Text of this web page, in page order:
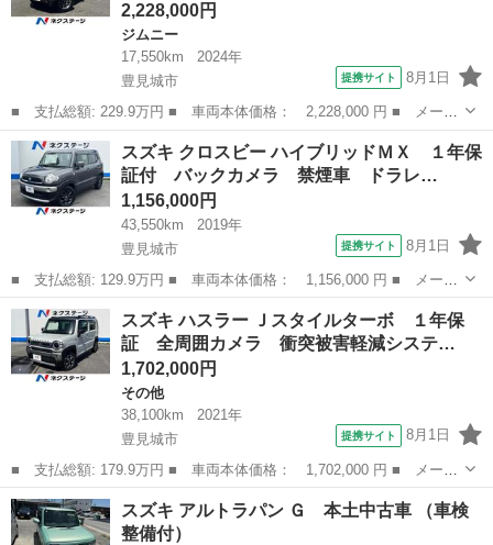
2,228,000円
ジムニー
17,550km
2024年
豊見城市
提携サイト 8月1日
■ 支払総額: 229.9万円 ■ 車両本体価格： 2,228,000 円 ■ メーカ
ー名： スズキ ■ 車種名： ジムニー ■ グレード名： ＸＣ １
年保証付 ４ＷＤ バックカメラ 衝突被害軽減システム 禁煙車
スマート...
沖縄 豊見城市 ジムニー
スズキ クロスビー ハイブリッドＭＸ １年保
証付 バックカメラ 禁煙車 ドラレ…
1,156,000円
43,550km
2019年
豊見城市
提携サイト 8月1日
■ 支払総額: 129.9万円 ■ 車両本体価格： 1,156,000 円 ■ メーカ
ー名： スズキ ■ 車種名： クロスビー ■ グレード名： ハイブ
リッドＭＸ １年保証付 バックカメラ 禁煙車 ドラレコ スマー
トキー ...
沖縄 豊見城市 スズキ
スズキ ハスラー Ｊスタイルターボ １年保
証 全周囲カメラ 衝突被害軽減システ…
1,702,000円
その他
38,100km
2021年
豊見城市
提携サイト 8月1日
■ 支払総額: 179.9万円 ■ 車両本体価格： 1,702,000 円 ■ メーカ
ー名： スズキ ■ 車種名： ハスラー ■ グレード名： Ｊスタイ
ルターボ １年保証 全周囲カメラ 衝突被害軽減システム レーダ
ークルー...
沖縄 豊見城市 その他
スズキ アルトラパン Ｇ 本土中古車 （車検
整備付）